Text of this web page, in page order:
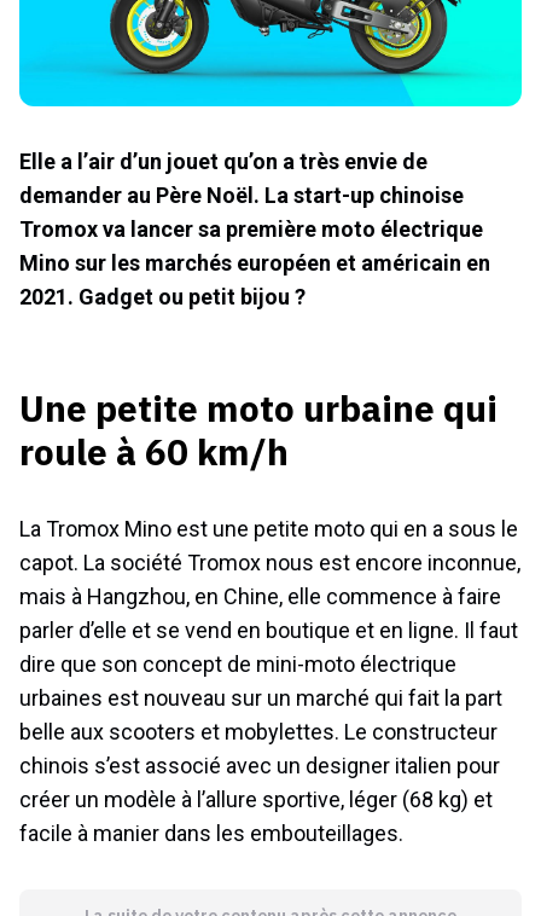
Elle a l’air d’un jouet qu’on a très envie de
demander au Père Noël. La start-up chinoise
Tromox va lancer sa première moto électrique
Mino sur les marchés européen et américain en
2021. Gadget ou petit bijou ?
Une petite moto urbaine qui
roule à 60 km/h
La Tromox Mino est une petite moto qui en a sous le
capot. La société Tromox nous est encore inconnue,
mais à Hangzhou, en Chine, elle commence à faire
parler d’elle et se vend en boutique et en ligne. Il faut
dire que son concept de mini-moto électrique
urbaines est nouveau sur un marché qui fait la part
belle aux scooters et mobylettes. Le constructeur
chinois s’est associé avec un designer italien pour
créer un modèle à l’allure sportive, léger (68 kg) et
facile à manier dans les embouteillages.